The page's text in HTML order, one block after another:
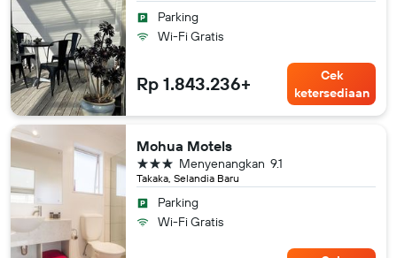
Parking
Wi-Fi Gratis
Rp 1.843.236+
Cek
ketersediaan
Mohua Motels
Takaka, Selandia Baru
9.1
Menyenangkan
bintang 3
Parking
Wi-Fi Gratis